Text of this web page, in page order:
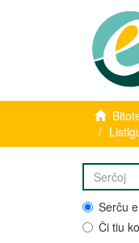
Serĉu
Ĉi tiu